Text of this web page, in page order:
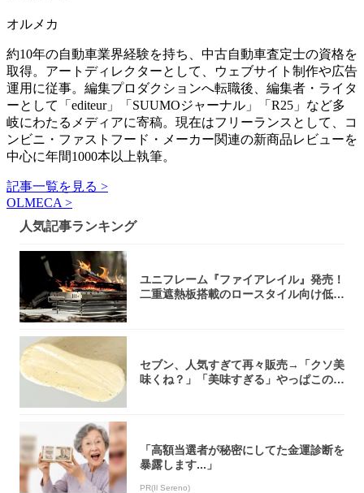
オルメカ
約10年の自動車業界経験を持ち、中古自動車査定士の資格を
取得。アートディレクターとして、ウェブサイト制作や広告
運用に従事。編集プロダクションへ転職後、編集者・ライタ
ーとして「editeur」「SUUMOジャーナル」「R25」など多
岐にわたるメディアに寄稿。現在はフリーランスとして、コ
ンビニ・ファストフード・メーカー関連の新商品レビューを
中心に年間1000本以上執筆。
記事一覧を見る >
OLMECA >
人気記事ランキング
ユニフレーム『ファイアレイル』発売！
二重遮熱板搭載のロースタイル向け低型
セブン、人気すぎて再々販売→「クソ美
味くね？」「美味すぎる」やっぱこのク
「高額当選者が秘密にしてた金運診断を
暴露します...」
PR(Il Sereno)